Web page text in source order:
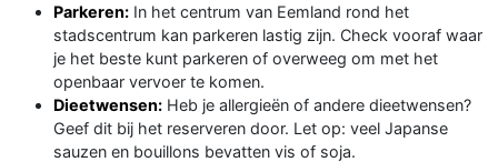
Parkeren: In het centrum van Eemland rond het
stadscentrum kan parkeren lastig zijn. Check vooraf waar
je het beste kunt parkeren of overweeg om met het
openbaar vervoer te komen.
Dieetwensen: Heb je allergieën of andere dieetwensen?
Geef dit bij het reserveren door. Let op: veel Japanse
sauzen en bouillons bevatten vis of soja.